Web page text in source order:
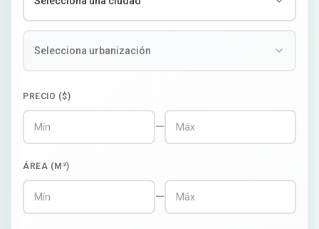
PRECIO ($)
—
ÁREA (M²)
—